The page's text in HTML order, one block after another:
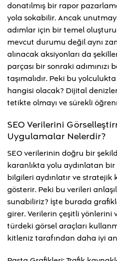
donatılmış bir rapor
yola sokabilir. Ancak
adımlar için bir temel
mevcut durumu değil aynı
alınacak aksiyonları da
parçası bir sonraki
taşımalıdır. Peki bu
hangisi olacak? Dijital
tetikte olmayı ve sürekli
SEO Verilerini
Uygulamalar Nelerdir?
SEO verilerinin doğru bir
karanlıkta yolu aydınlatan
bilgileri aydınlatır ve
gösterir. Peki bu verileri
sunabiliriz? İşte burada
girer. Verilerin çeşitli yönlerini
türdeki görsel araçları
kitleniz tarafından daha iyi